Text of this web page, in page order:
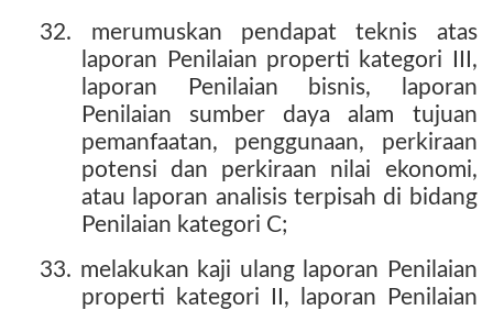
32. merumuskan pendapat teknis atas
laporan Penilaian properti kategori III,
laporan Penilaian bisnis, laporan
Penilaian sumber daya alam tujuan
pemanfaatan, penggunaan, perkiraan
potensi dan perkiraan nilai ekonomi,
atau laporan analisis terpisah di bidang
Penilaian kategori C;
33. melakukan kaji ulang laporan Penilaian
properti kategori II, laporan Penilaian